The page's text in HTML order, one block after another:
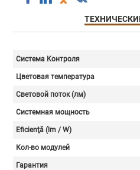
Система Контроля
Цветовая температура
Световой поток (лм)
Системная мощность
Eficienţă (lm / W)
Кол-во модулей
Гарантия